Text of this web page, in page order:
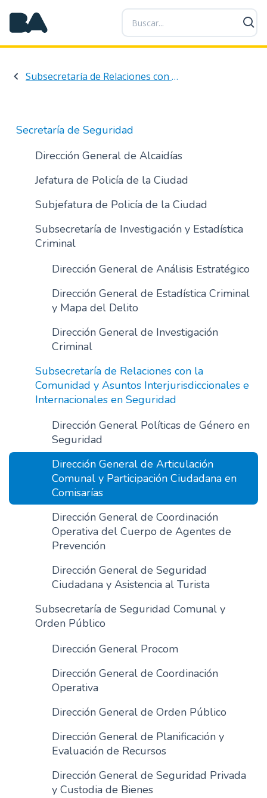
P
a
s
a
a
t
n
d
p
i
c
i
a
Subsecretaría de Relaciones con la Comunidad y Asuntos Interjurisdiccionales e Internacionales en Seguridad
Secretaría de Seguridad
Dirección General de Alcaidías
Jefatura de Policía de la Ciudad
Subjefatura de Policía de la Ciudad
Subsecretaría de Investigación y Estadística
Criminal
Dirección General de Análisis Estratégico
Dirección General de Estadística Criminal
y Mapa del Delito
Dirección General de Investigación
Criminal
Subsecretaría de Relaciones con la
Comunidad y Asuntos Interjurisdiccionales e
Internacionales en Seguridad
Dirección General Políticas de Género en
Seguridad
Dirección General de Articulación
Comunal y Participación Ciudadana en
Comisarías
Dirección General de Coordinación
Operativa del Cuerpo de Agentes de
Prevención
Dirección General de Seguridad
Ciudadana y Asistencia al Turista
Subsecretaría de Seguridad Comunal y
Orden Público
Dirección General Procom
Dirección General de Coordinación
Operativa
Dirección General de Orden Público
Dirección General de Planificación y
Evaluación de Recursos
Dirección General de Seguridad Privada
y Custodia de Bienes